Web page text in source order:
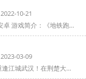
2022-10-21
游戏名称：地铁跑酷 游戏平台：安卓 游戏简介：《地铁跑酷》...
2023-03-09
游戏简介：《地铁跑酷华为版》重逢江城武汉！在荆楚大地的...